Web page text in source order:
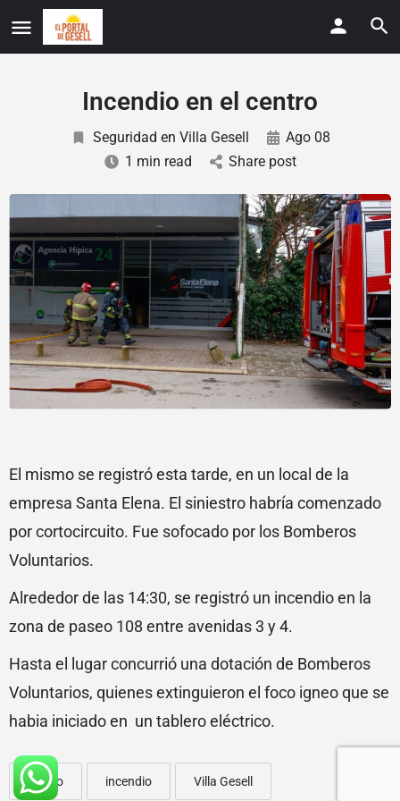
Incendio en el centro
Seguridad en Villa Gesell
Ago 08
1 min read
Share post
El mismo se registró esta tarde, en un local de la
empresa Santa Elena. El siniestro habría comenzado
por cortocircuito. Fue sofocado por los Bomberos
Voluntarios.
Alrededor de las 14:30, se registró un incendio en la
zona de paseo 108 entre avenidas 3 y 4.
Hasta el lugar concurrió una dotación de Bomberos
Voluntarios, quienes extinguieron el foco igneo que se
habia iniciado en un tablero eléctrico.
centro incendio Villa Gesell